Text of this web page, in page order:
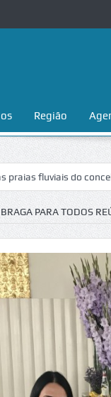
Região
do concelho
PARA TODOS